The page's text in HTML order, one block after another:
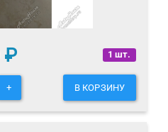
1 шт.
₽
+ В КОРЗИНУ